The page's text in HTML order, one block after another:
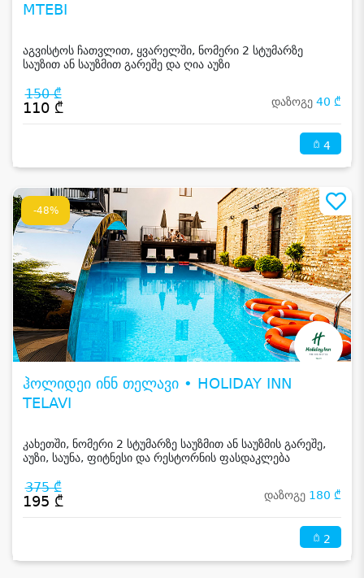
MTEBI
აგვისტოს ჩათვლით, ყვარელში, ნომერი 2 სტუმარზე
საუზით ან საუზმით გარეშე და ღია აუზი
150 ₾
110 ₾ დაზოგე 40 ₾
4
-48%
ჰოლიდეი ინნ თელავი • HOLIDAY INN
TELAVI
კახეთში, ნომერი 2 სტუმარზე საუზმით ან საუზმის გარეშე,
აუზი, საუნა, ფიტნესი და რესტორნის ფასდაკლება
375 ₾
195 ₾ დაზოგე 180 ₾
2